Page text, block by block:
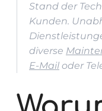
Stand der
Kunden.
diverse
E-Mail oder